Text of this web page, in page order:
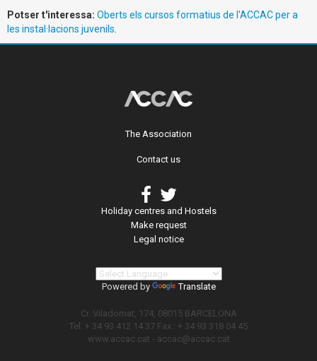
Potser t'interessa: Oberts els cursos formatius de l'ACCAC per a
les instal·lacions juvenils
The Association
Contact us
Holiday centres and Hostels
Make request
Legal notice
Powered by Translate
Cr. Viladomat, 174, 08015 BARCELONA
Tel: + 34 93 412 14 37 Fax : + 34 93 318 04 45
www.accac.cat - accac@accac.cat